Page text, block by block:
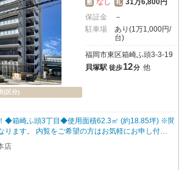
(区分)
敷 なし 礼 31万6,800円
保証金
－
駐車場
あり(1万1,000円/
台)
福岡市東区箱崎ふ頭3-3-19
貝塚駅 徒歩12分 他
◆箱崎ふ頭3丁目◆使用面積62.3㎡ (約18.85坪) ※間
ります。 内覧をご希望の方はお気軽にお申し付け
ご紹介出来ます！！何でもご相談下さい♪
店